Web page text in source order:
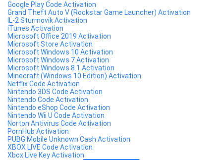
Google Play Code Activation
Grand Theft Auto V (Rockstar Game Launcher) Activation
IL-2 Sturmovik Activation
iTunes Activation
Microsoft Office 2019 Activation
Microsoft Store Activation
Microsoft Windows 10 Activation
Microsoft Windows 7 Activation
Microsoft Windows 8.1 Activation
Minecraft (Windows 10 Edition) Activation
Netflix Code Activation
Nintendo 3DS Code Activation
Nintendo Code Activation
Nintendo eShop Code Activation
Nintendo Wii U Code Activation
Norton Antivirus Code Activation
PornHub Activation
PUBG Mobile Unknown Cash Activation
XBOX LIVE Code Activation
Xbox Live Key Activation